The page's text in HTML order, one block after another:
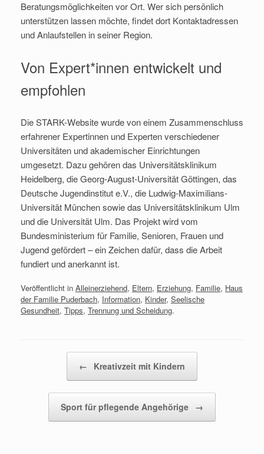
Beratungsmöglichkeiten vor Ort. Wer sich persönlich
unterstützen lassen möchte, findet dort Kontaktadressen
und Anlaufstellen in seiner Region.
Von Expert*innen entwickelt und
empfohlen
Die STARK-Website wurde von einem Zusammenschluss
erfahrener Expertinnen und Experten verschiedener
Universitäten und akademischer Einrichtungen
umgesetzt. Dazu gehören das Universitätsklinikum
Heidelberg, die Georg-August-Universität Göttingen, das
Deutsche Jugendinstitut e.V., die Ludwig-Maximilians-
Universität München sowie das Universitätsklinikum Ulm
und die Universität Ulm. Das Projekt wird vom
Bundesministerium für Familie, Senioren, Frauen und
Jugend gefördert – ein Zeichen dafür, dass die Arbeit
fundiert und anerkannt ist.
Veröffentlicht in Alleinerziehend, Eltern, Erziehung, Familie, Haus
der Familie Puderbach, Information, Kinder, Seelische
Gesundheit, Tipps, Trennung und Scheidung.
← Kreativzeit mit Kindern
Sport für pflegende Angehörige →